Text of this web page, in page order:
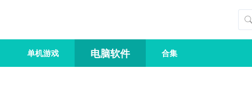
单机游戏 电脑软件 合集